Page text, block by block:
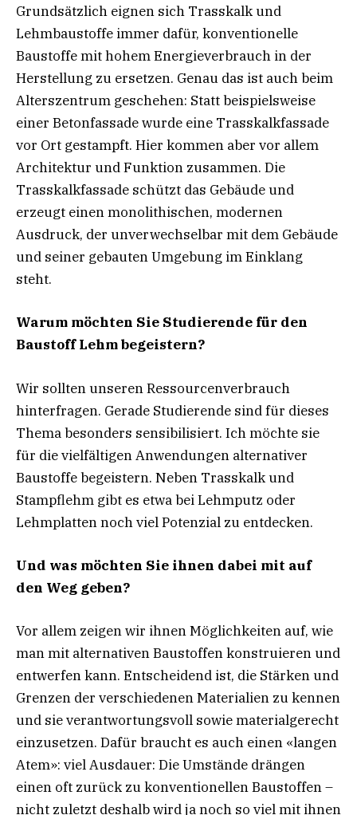
Grundsätzlich eignen sich Trasskalk und
Lehmbaustoffe immer dafür, konventionelle
Baustoffe mit hohem Energieverbrauch in der
Herstellung zu ersetzen. Genau das ist auch beim
Alterszentrum geschehen: Statt beispielsweise
einer Betonfassade wurde eine Trasskalkfassade
vor Ort gestampft. Hier kommen aber vor allem
Architektur und Funktion zusammen. Die
Trasskalkfassade schützt das Gebäude und
erzeugt einen monolithischen, modernen
Ausdruck, der unverwechselbar mit dem Gebäude
und seiner gebauten Umgebung im Einklang
steht.
Warum möchten Sie Studierende für den
Baustoff Lehm begeistern?
Wir sollten unseren Ressourcenverbrauch
hinterfragen. Gerade Studierende sind für dieses
Thema besonders sensibilisiert. Ich möchte sie
für die vielfältigen Anwendungen alternativer
Baustoffe begeistern. Neben Trasskalk und
Stampflehm gibt es etwa bei Lehmputz oder
Lehmplatten noch viel Potenzial zu entdecken.
Und was möchten Sie ihnen dabei mit auf
den Weg geben?
Vor allem zeigen wir ihnen Möglichkeiten auf, wie
man mit alternativen Baustoffen konstruieren und
entwerfen kann. Entscheidend ist, die Stärken und
Grenzen der verschiedenen Materialien zu kennen
und sie verantwortungsvoll sowie materialgerecht
einzusetzen. Dafür braucht es auch einen «langen
Atem»: viel Ausdauer: Die Umstände drängen
einen oft zurück zu konventionellen Baustoffen –
nicht zuletzt deshalb wird ja noch so viel mit ihnen